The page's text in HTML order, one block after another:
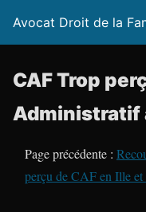
Avocat Droit de la
CAF Trop
Administratif
Page précédente :
perçu de CAF en Ille